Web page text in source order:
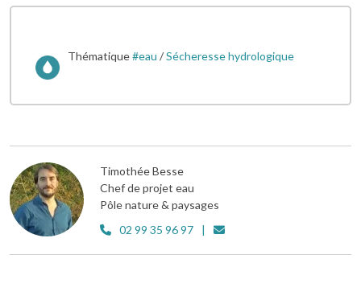
Image
Thématique#eau /Sécheresse hydrologique
Timothée Besse
Chef de projet eau
Pôle nature & paysages
02 99 35 96 97